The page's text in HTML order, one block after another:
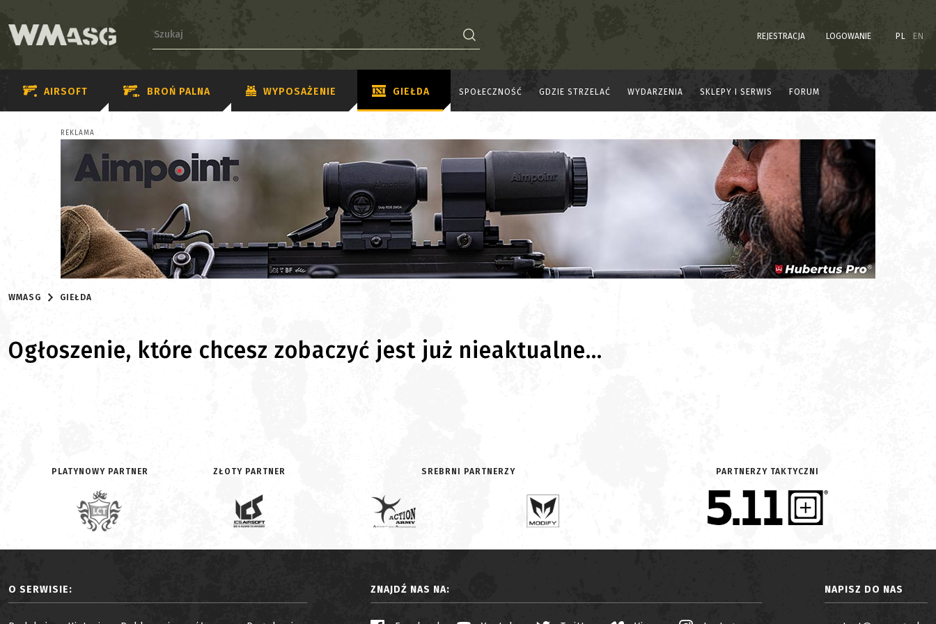
REJESTRACJA LOGOWANIE PL EN
AIRSOFT BROŃ PALNA WYPOSAŻENIE GIEŁDA SPOŁECZNOŚĆ GDZIE STRZELAĆ WYDARZENIA SKLEPY I SERWIS FORUM
REKLAMA
WMASG GIEŁDA
Ogłoszenie, które chcesz zobaczyć jest już nieaktualne...
PLATYNOWY PARTNER ZŁOTY PARTNER SREBRNI PARTNERZY PARTNERZY TAKTYCZNI
O SERWISIE: ZNAJDŹ NAS NA: NAPISZ DO NAS